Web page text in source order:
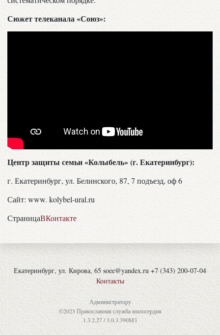
Сюжет телеканала «Союз»:
Центр защиты семьи «Колыбель» (г. Екатеринбург):
г. Екатеринбург, ул. Белинского, 87, 7 подъезд, оф 6
Сайт: www. kolybel-ural.ru
СтраницаВКонтакте
Екатеринбург, ул. Кирова, 65 soee@yandex.ru +7 (343) 200-07-04
Контакты
Администратору
©2023 Православная служба милосердия
1.3.2.27 / 3.0.3.390M3